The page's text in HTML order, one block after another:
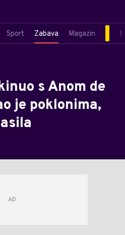
Sport Zabava Magazin
s Anom de
je poklonima,